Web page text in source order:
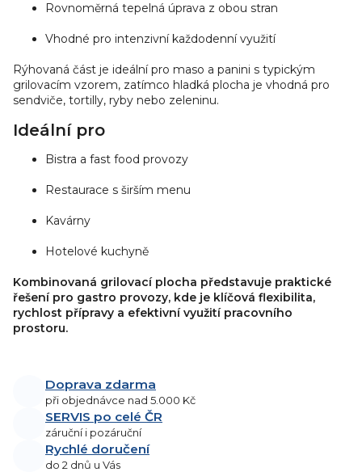
k
y
v
ý
p
i
Rovnoměrná tepelná úprava z obou stran
Vhodné pro intenzivní každodenní využití
Rýhovaná část je ideální pro maso a panini s typickým
grilovacím vzorem, zatímco hladká plocha je vhodná pro
sendviče, tortilly, ryby nebo zeleninu.
Ideální pro
Bistra a fast food provozy
Restaurace s širším menu
Kavárny
Hotelové kuchyně
Kombinovaná grilovací plocha představuje praktické
řešení pro gastro provozy, kde je klíčová flexibilita,
rychlost přípravy a efektivní využití pracovního
prostoru.
Doprava zdarma
při objednávce nad 5.000 Kč
SERVIS po celé ČR
záruční i pozáruční
Rychlé doručení
do 2 dnů u Vás